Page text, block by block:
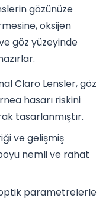
gözünüze
oksijen
göz yüzeyinde
Claro Lensler, göz
hasarı riskini
tasarlanmıştır.
ve gelişmiş
nemli ve rahat
parametrelerle